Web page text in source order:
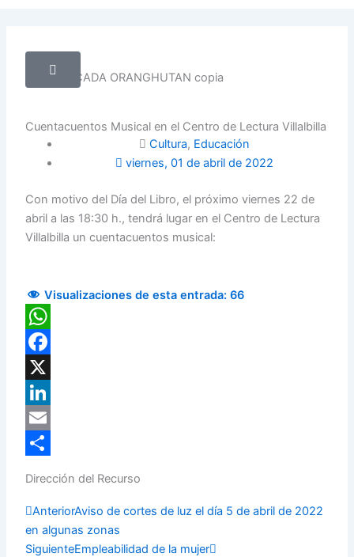
Cuentacuentos Musical en el Centro de Lectura Villalbilla
Cultura, Educación
viernes, 01 de abril de 2022
Con motivo del Día del Libro, el próximo viernes 22 de
abril a las 18:30 h., tendrá lugar en el Centro de Lectura
Villalbilla un cuentacuentos musical:
Visualizaciones de esta entrada: 66
WhatsApp
Facebook
X
LinkedIn
Email
Dirección del Recurso
Prev
AnteriorAviso de cortes de luz el día 5 de abril de 2022
en algunas zonas
SiguienteEmpleabilidad de la mujer
Next